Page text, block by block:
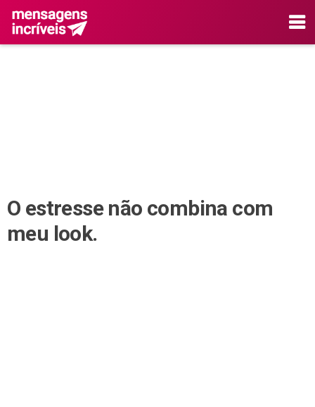
O estresse não combina com
meu look.